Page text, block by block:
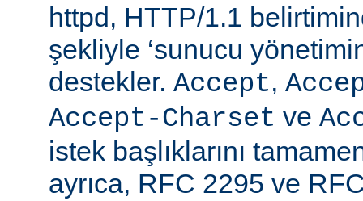
httpd, HTTP/1.1
şekliyle ‘sunucu
destekler. Accept,
Accept-Charset ve
istek başlıklarını
ayrıca, RFC 2295 ve